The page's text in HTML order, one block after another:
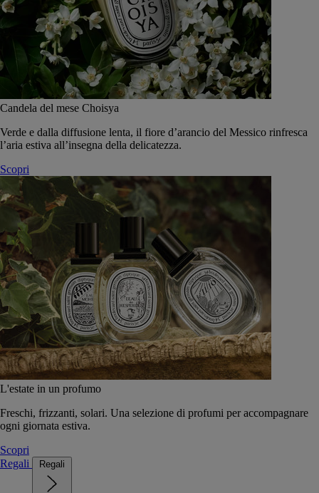
Candela del mese Choisya
Verde e dalla diffusione lenta, il fiore d’arancio del Messico rinfresca
l’aria estiva all’insegna della delicatezza.
Scopri
L'estate in un profumo
Freschi, frizzanti, solari. Una selezione di profumi per accompagnare
ogni giornata estiva.
Scopri
Regali
Regali